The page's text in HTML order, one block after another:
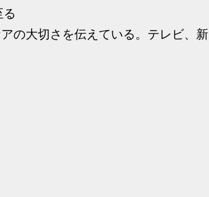
の大切さを伝えている。テレビ、新